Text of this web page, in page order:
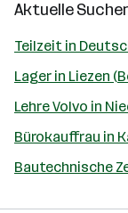
Aktuelle
Teilzeit in
Lager in Liezen
Lehre Volvo in
Bürokauffrau in
Bautechnische